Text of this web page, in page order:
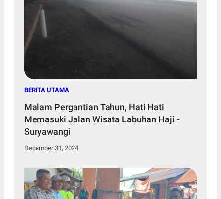
BERITA UTAMA
Malam Pergantian Tahun, Hati Hati
Memasuki Jalan Wisata Labuhan Haji -
Suryawangi
December 31, 2024